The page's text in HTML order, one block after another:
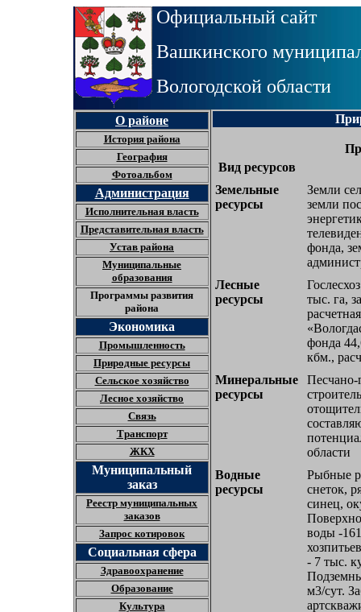
Официальный сайт
Вашкинского
Вологодской области
О районе
История района
География
Фотоальбом
Администрация
Исполнительная власть
Представительная власть
Устав района
Муниципальные
образования
Программы развития
района
Экономика
Промышленность
Природные ресурсы
Сельское хозяйство
Лесное хозяйство
Связь
Транспорт
ЖКХ
Муниципальный
заказ
Реестр муниципальных
заказов
Запрос котировок
Социальная сфера
Здравоохранение
Образование
Культура
Вид ресурсов
Земельные
ресурсы
Земли
земли
фонда,
Лесные
ресурсы
тыс. га,
фонда
кбм.,
Минеральные
ресурсы
Песчано-
области
Водные
ресурсы
Рыбные
снеток,
синец,
воды -
- 7 тыс.
м3/сут.